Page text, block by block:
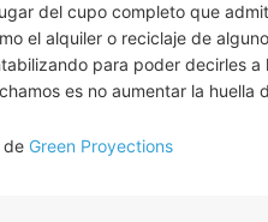
del cupo completo que
el alquiler o reciclaje de
para poder decirles
es no aumentar la huella
de Green Proyections